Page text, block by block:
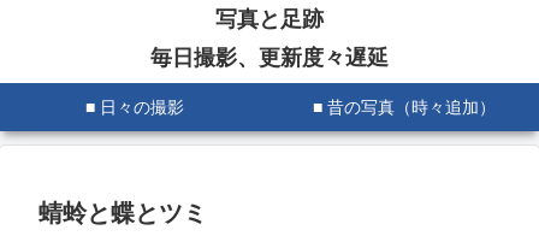
写真と足跡
毎日撮影、更新度々遅延
■ 日々の撮影 ■ 昔の写真（時々追加）
蜻蛉と蝶とツミ